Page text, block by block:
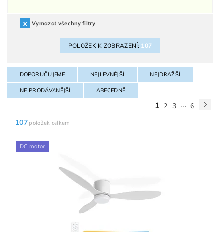
Vymazat všechny filtry
POLOŽEK K ZOBRAZENÍ: 107
DOPORUČUJEME NEJLEVNĚJŠÍ NEJDRAŽŠÍ
NEJPRODÁVANĚJŠÍ ABECEDNĚ
1 2 3 ... 6
107položek celkem
DC motor